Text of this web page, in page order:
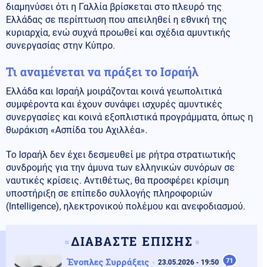
διαμηνύσει ότι η Γαλλία βρίσκεται στο πλευρό της
Ελλάδας σε περίπτωση που απειληθεί η εθνική της
κυριαρχία, ενώ συχνά προωθεί και σχέδια αμυντικής
συνεργασίας στην Κύπρο.
Τι αναμένεται να πράξει το Ισραήλ
Ελλάδα και Ισραήλ μοιράζονται κοινά γεωπολιτικά
συμφέροντα και έχουν συνάψει ισχυρές αμυντικές
συνεργασίες και κοινά εξοπλιστικά προγράμματα, όπως η
θωράκιση «Ασπίδα του Αχιλλέα».
Το Ισραήλ δεν έχει δεσμευθεί με ρήτρα στρατιωτικής
συνδρομής για την άμυνα των ελληνικών συνόρων σε
ναυτικές κρίσεις. Αντιθέτως, θα προσφέρει κρίσιμη
υποστήριξη σε επίπεδο συλλογής πληροφοριών
(Intelligence), ηλεκτρονικού πολέμου και ανεφοδιασμού.
ΔΙΑΒΑΣΤΕ ΕΠΙΣΗΣ
Ένοπλες Συρράξεις 23.05.2026 - 19:50 71